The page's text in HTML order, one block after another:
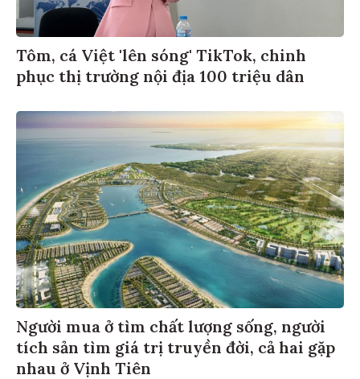
Tôm, cá Việt 'lên sóng' TikTok, chinh
phục thị trường nội địa 100 triệu dân
Người mua ở tìm chất lượng sống, người
tích sản tìm giá trị truyền đời, cả hai gặp
nhau ở Vịnh Tiên